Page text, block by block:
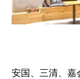
安国、三清、嘉